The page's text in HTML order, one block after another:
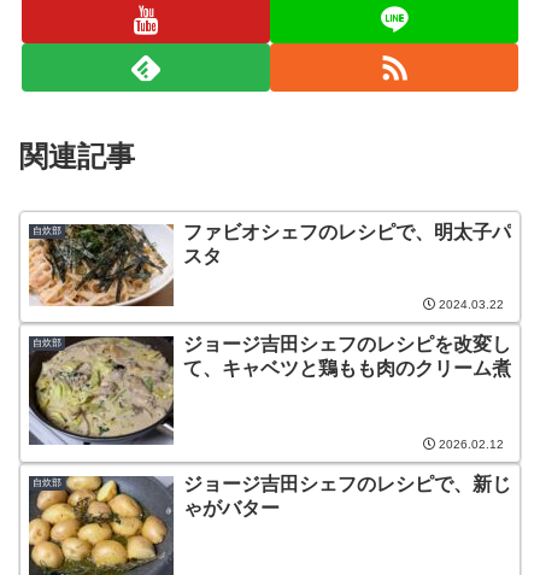
関連記事
自炊部
ファビオシェフのレシピで、明太子パ
スタ
2024.03.22
自炊部
ジョージ吉田シェフのレシピを改変し
て、キャベツと鶏もも肉のクリーム煮
2026.02.12
自炊部
ジョージ吉田シェフのレシピで、新じ
ゃがバター